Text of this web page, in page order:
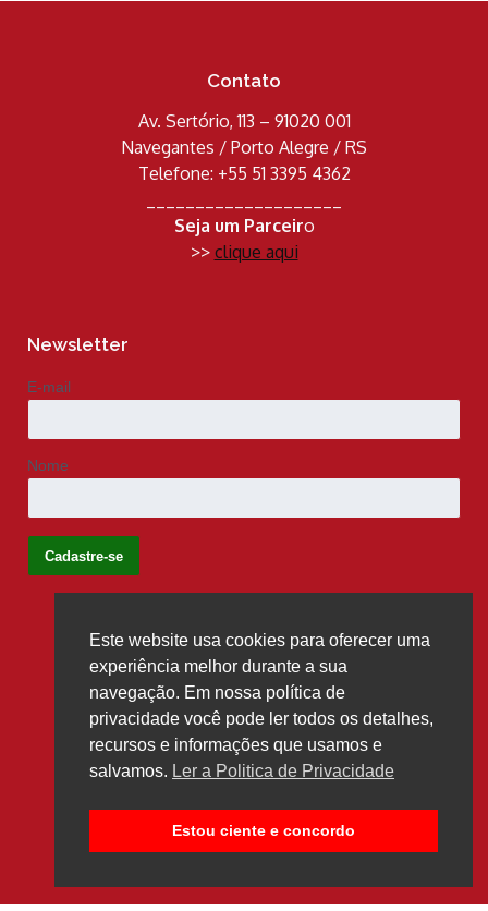
Contato
Av. Sertório, 113 – 91020 001
Navegantes / Porto Alegre / RS
Telefone: +55 51 3395 4362
Seja um Parceiro
>> clique aqui
Newsletter
E-mail
Nome
Siga-nos
Este website usa cookies para oferecer uma
experiência melhor durante a sua
navegação. Em nossa política de
privacidade você pode ler todos os detalhes,
recursos e informações que usamos e
salvamos. Ler a Politica de Privacidade
Estou ciente e concordo